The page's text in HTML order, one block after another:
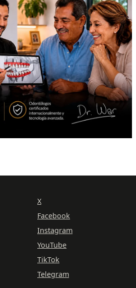
X
Facebook
Instagram
YouTube
TikTok
Telegram